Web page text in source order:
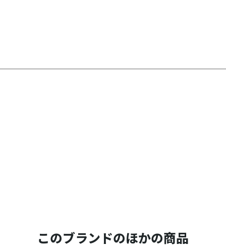
このブランドのほかの商品